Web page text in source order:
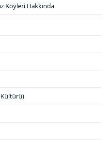
Köyleri Hakkında
Kültürü)